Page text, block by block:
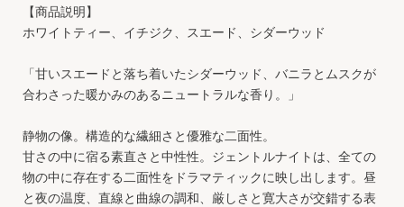
【商品説明】
ホワイトティー、イチジク、スエード、シダーウッド
「甘いスエードと落ち着いたシダーウッド、バニラとムスクが
合わさった暖かみのあるニュートラルな香り。」
静物の像。構造的な繊細さと優雅な二面性。
甘さの中に宿る素直さと中性性。ジェントルナイトは、全ての
物の中に存在する二面性をドラマティックに映し出します。昼
と夜の温度、直線と曲線の調和、厳しさと寛大さが交錯する表